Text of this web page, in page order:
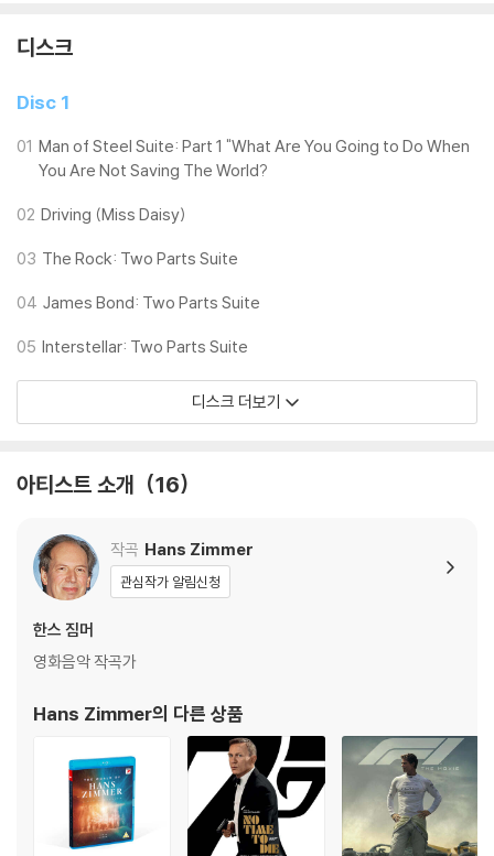
디스크
Disc 1
01 Man of Steel Suite: Part 1 "What Are You Going to Do When
You Are Not Saving The World?
02 Driving (Miss Daisy)
03 The Rock: Two Parts Suite
04 James Bond: Two Parts Suite
05 Interstellar: Two Parts Suite
디스크 더보기
아티스트 소개 16
작곡 Hans Zimmer
관심작가 알림신청
한스 짐머
영화음악 작곡가
Hans Zimmer의 다른 상품